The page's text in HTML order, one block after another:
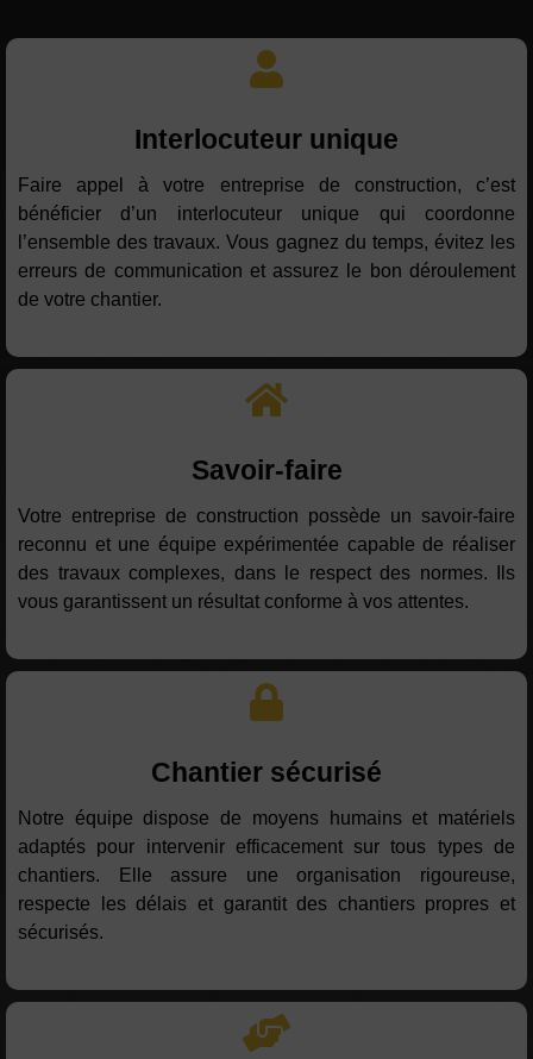
Interlocuteur unique
Faire appel à votre entreprise de construction, c’est
bénéficier d’un interlocuteur unique qui coordonne
l’ensemble des travaux. Vous gagnez du temps, évitez les
erreurs de communication et assurez le bon déroulement
de votre chantier.
Savoir-faire
Votre entreprise de construction possède un savoir-faire
reconnu et une équipe expérimentée capable de réaliser
des travaux complexes, dans le respect des normes. Ils
vous garantissent un résultat conforme à vos attentes.
Chantier sécurisé
Notre équipe dispose de moyens humains et matériels
adaptés pour intervenir efficacement sur tous types de
chantiers. Elle assure une organisation rigoureuse,
respecte les délais et garantit des chantiers propres et
sécurisés.